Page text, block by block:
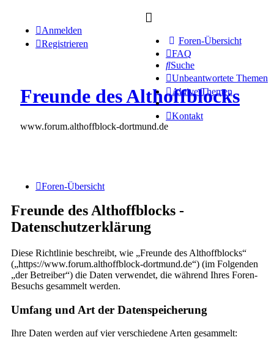
Foren-Übersicht
FAQ
Suche
Unbeantwortete Themen
Aktive Themen
Kontakt
Anmelden
Registrieren
Freunde des Althoffblocks
www.forum.althoffblock-dortmund.de
Foren-Übersicht
Freunde des Althoffblocks -
Datenschutzerklärung
Diese Richtlinie beschreibt, wie „Freunde des Althoffblocks“
(„https://www.forum.althoffblock-dortmund.de“) (im Folgenden
„der Betreiber“) die Daten verwendet, die während Ihres Foren-
Besuchs gesammelt werden.
Umfang und Art der Datenspeicherung
Ihre Daten werden auf vier verschiedene Arten gesammelt: